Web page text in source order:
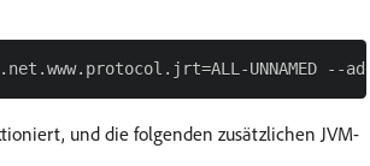
und die folgenden zusätzlichen JVM-